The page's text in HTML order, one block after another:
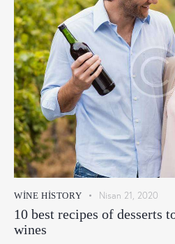
WINE HISTORY Nisan 21, 2020
10 best recipes of desserts
wines